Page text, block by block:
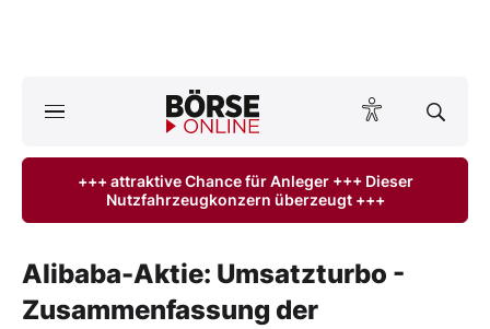
ktuelle Ausgabe BÖRSE ONLINE lesen
Anlageprodukte
Finanz-Check
+++ attraktive Chance für Anleger +++ Dieser
Nutzfahrzeugkonzern überzeugt +++
Alibaba-Aktie: Umsatzturbo -
Zusammenfassung der